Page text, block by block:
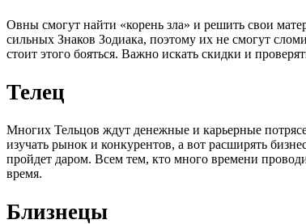
Овны смогут найти «корень зла» и решить свои
сильных Знаков Зодиака, поэтому их не смогут
стоит этого бояться. Важно искать скидки и
Телец
Многих Тельцов ждут денежные и карьерные
изучать рынок и конкурентов, а вот расширять
пройдет даром. Всем тем, кто много времени
время.
Близнецы